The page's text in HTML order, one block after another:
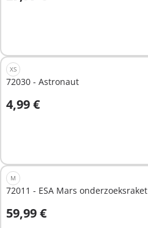
In winkelwagen
XS
72030 - Astronaut
4,99 €
In winkelwagen
M
72011 - ESA Mars onderzoeksraket
59,99 €
In winkelwagen